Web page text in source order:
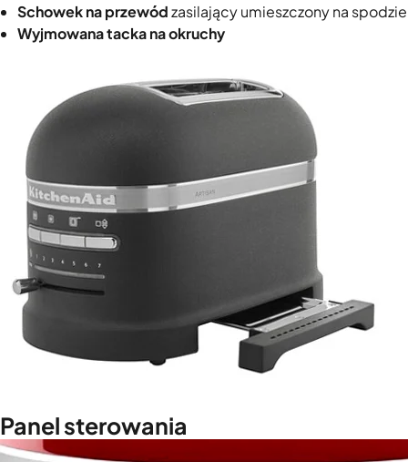
Schowek na przewódzasilający umieszczony na
Wyjmowana tacka na okruchy
Panel sterowania